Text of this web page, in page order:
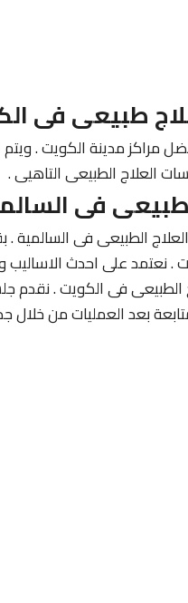
طبيعى فى
مراكز مدينة الكويت .
العلاج الطبيعى التاهيى .
فى
الطبيعى فى السالمية .
. نعتمد على احدث
فى الكويت . نقدم
بعد العمليات من